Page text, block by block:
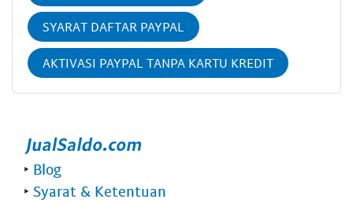
SYARAT DAFTAR PAYPAL
AKTIVASI PAYPAL TANPA KARTU KREDIT
‣ Blog
‣ Syarat & Ketentuan